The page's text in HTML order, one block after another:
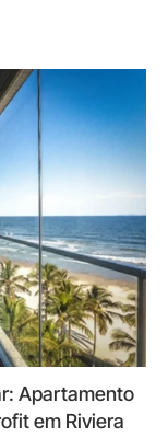
Apartamento
em Riviera